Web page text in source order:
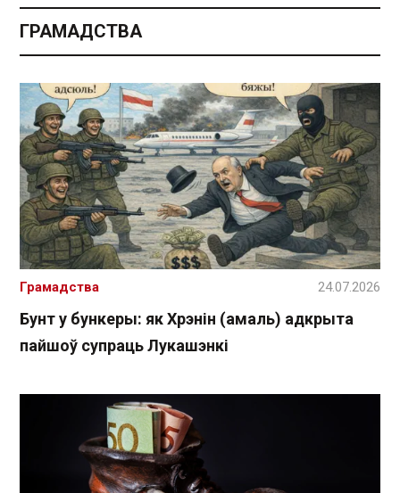
ГРАМАДСТВА
Бунт у бункеры: як Хрэнін (амаль) адкрыта
пайшоў супраць Лукашэнкі
Грамадства 24.07.2026